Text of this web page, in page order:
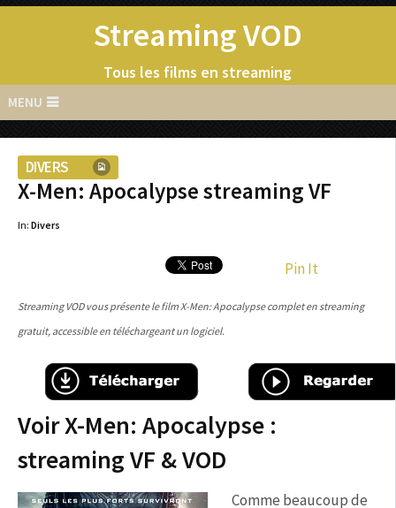
Streaming VOD
Tous les films en streaming
MENU
DIVERS
X-Men: Apocalypse streaming VF
In: Divers
Pin It
Streaming VOD vous présente le film X-Men: Apocalypse complet en streaming
gratuit, accessible en téléchargeant un logiciel.
Voir X-Men: Apocalypse :
streaming VF & VOD
Comme beaucoup de